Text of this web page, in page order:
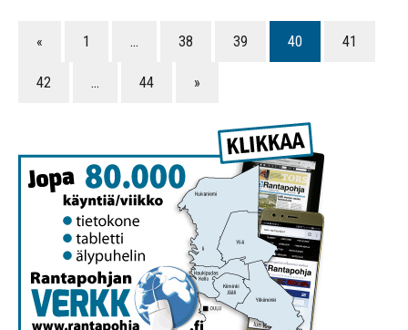
« 1 … 38 39 40 41
42 … 44 »